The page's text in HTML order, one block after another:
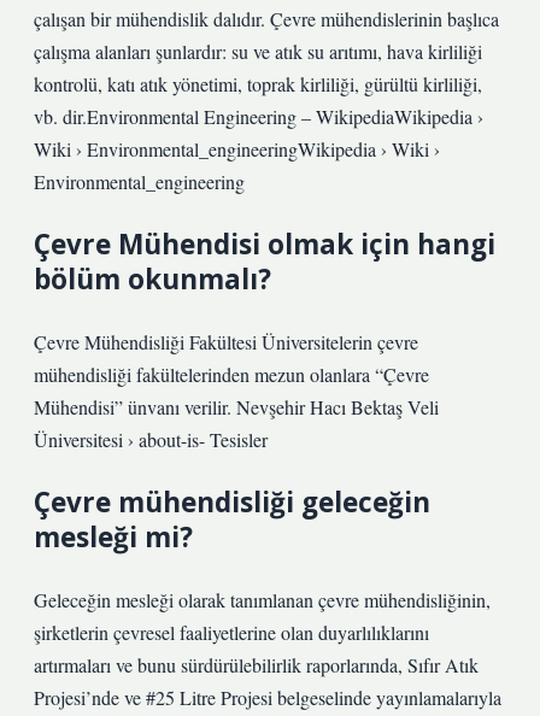
çalışan bir mühendislik dalıdır. Çevre mühendislerinin başlıca
çalışma alanları şunlardır: su ve atık su arıtımı, hava kirliliği
kontrolü, katı atık yönetimi, toprak kirliliği, gürültü kirliliği,
vb. dir.Environmental Engineering – WikipediaWikipedia ›
Wiki › Environmental_engineeringWikipedia › Wiki ›
Environmental_engineering
Çevre Mühendisi olmak için hangi
bölüm okunmalı?
Çevre Mühendisliği Fakültesi Üniversitelerin çevre
mühendisliği fakültelerinden mezun olanlara “Çevre
Mühendisi” ünvanı verilir. Nevşehir Hacı Bektaş Veli
Üniversitesi › about-is- Tesisler
Çevre mühendisliği geleceğin
mesleği mi?
Geleceğin mesleği olarak tanımlanan çevre mühendisliğinin,
şirketlerin çevresel faaliyetlerine olan duyarlılıklarını
artırmaları ve bunu sürdürülebilirlik raporlarında, Sıfır Atık
Projesi’nde ve #25 Litre Projesi belgeselinde yayınlamalarıyla